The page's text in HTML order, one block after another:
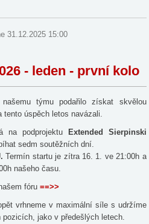
31.12.2025 15:00
- leden - první kolo
týmu podařilo získat skvělou
tento úspěch letos navázali.
na podprojektu
Extended Sierpinski
sedm soutěžních dní.
.Termín startu je zítra 16. 1. ve 21:00h a
našeho času.
fóru==>>
vrhneme v maximální síle s udržíme
jako v předešlých letech.